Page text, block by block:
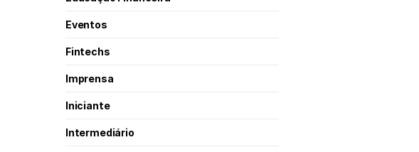
Eventos
Fintechs
Imprensa
Iniciante
Intermediário